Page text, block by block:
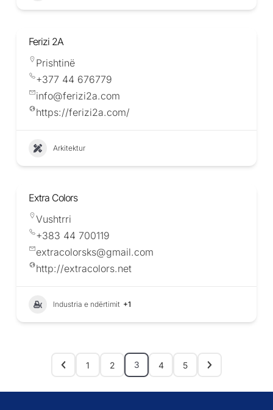
Ferizi 2A
Prishtinë
+377 44 676779
info@ferizi2a.com
https://ferizi2a.com/
Arkitektur
Extra Colors
Vushtrri
+383 44 700119
extracolorsks@gmail.com
http://extracolors.net
Industria e ndërtimit +1
1 2 3 4 5